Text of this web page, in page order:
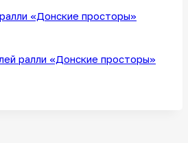
«Донские просторы»
ралли «Донские просторы»